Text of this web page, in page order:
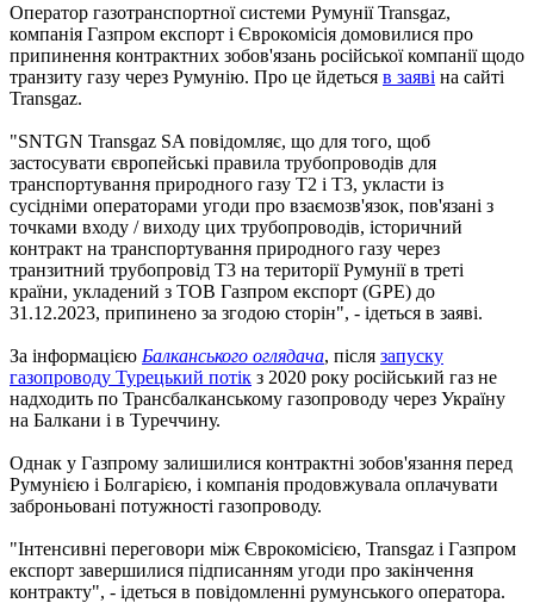
Оператор газотранспортної системи Румунії Transgaz,
компанія Газпром експорт і Єврокомісія домовилися про
припинення контрактних зобов'язань російської компанії щодо
транзиту газу через Румунію. Про це йдеться в заяві на сайті
Transgaz.
"SNTGN Transgaz SA повідомляє, що для того, щоб
застосувати європейські правила трубопроводів для
транспортування природного газу Т2 і Т3, укласти із
сусідніми операторами угоди про взаємозв'язок, пов'язані з
точками входу / виходу цих трубопроводів, історичний
контракт на транспортування природного газу через
транзитний трубопровід Т3 на території Румунії в треті
країни, укладений з ТОВ Газпром експорт (GPE) до
31.12.2023, припинено за згодою сторін", - ідеться в заяві.
За інформацією Балканського оглядача, після запуску
газопроводу Турецький потік з 2020 року російський газ не
надходить по Трансбалканському газопроводу через Україну
на Балкани і в Туреччину.
Однак у Газпрому залишилися контрактні зобов'язання перед
Румунією і Болгарією, і компанія продовжувала оплачувати
заброньовані потужності газопроводу.
"Інтенсивні переговори між Єврокомісією, Transgaz і Газпром
експорт завершилися підписанням угоди про закінчення
контракту", - ідеться в повідомленні румунського оператора.